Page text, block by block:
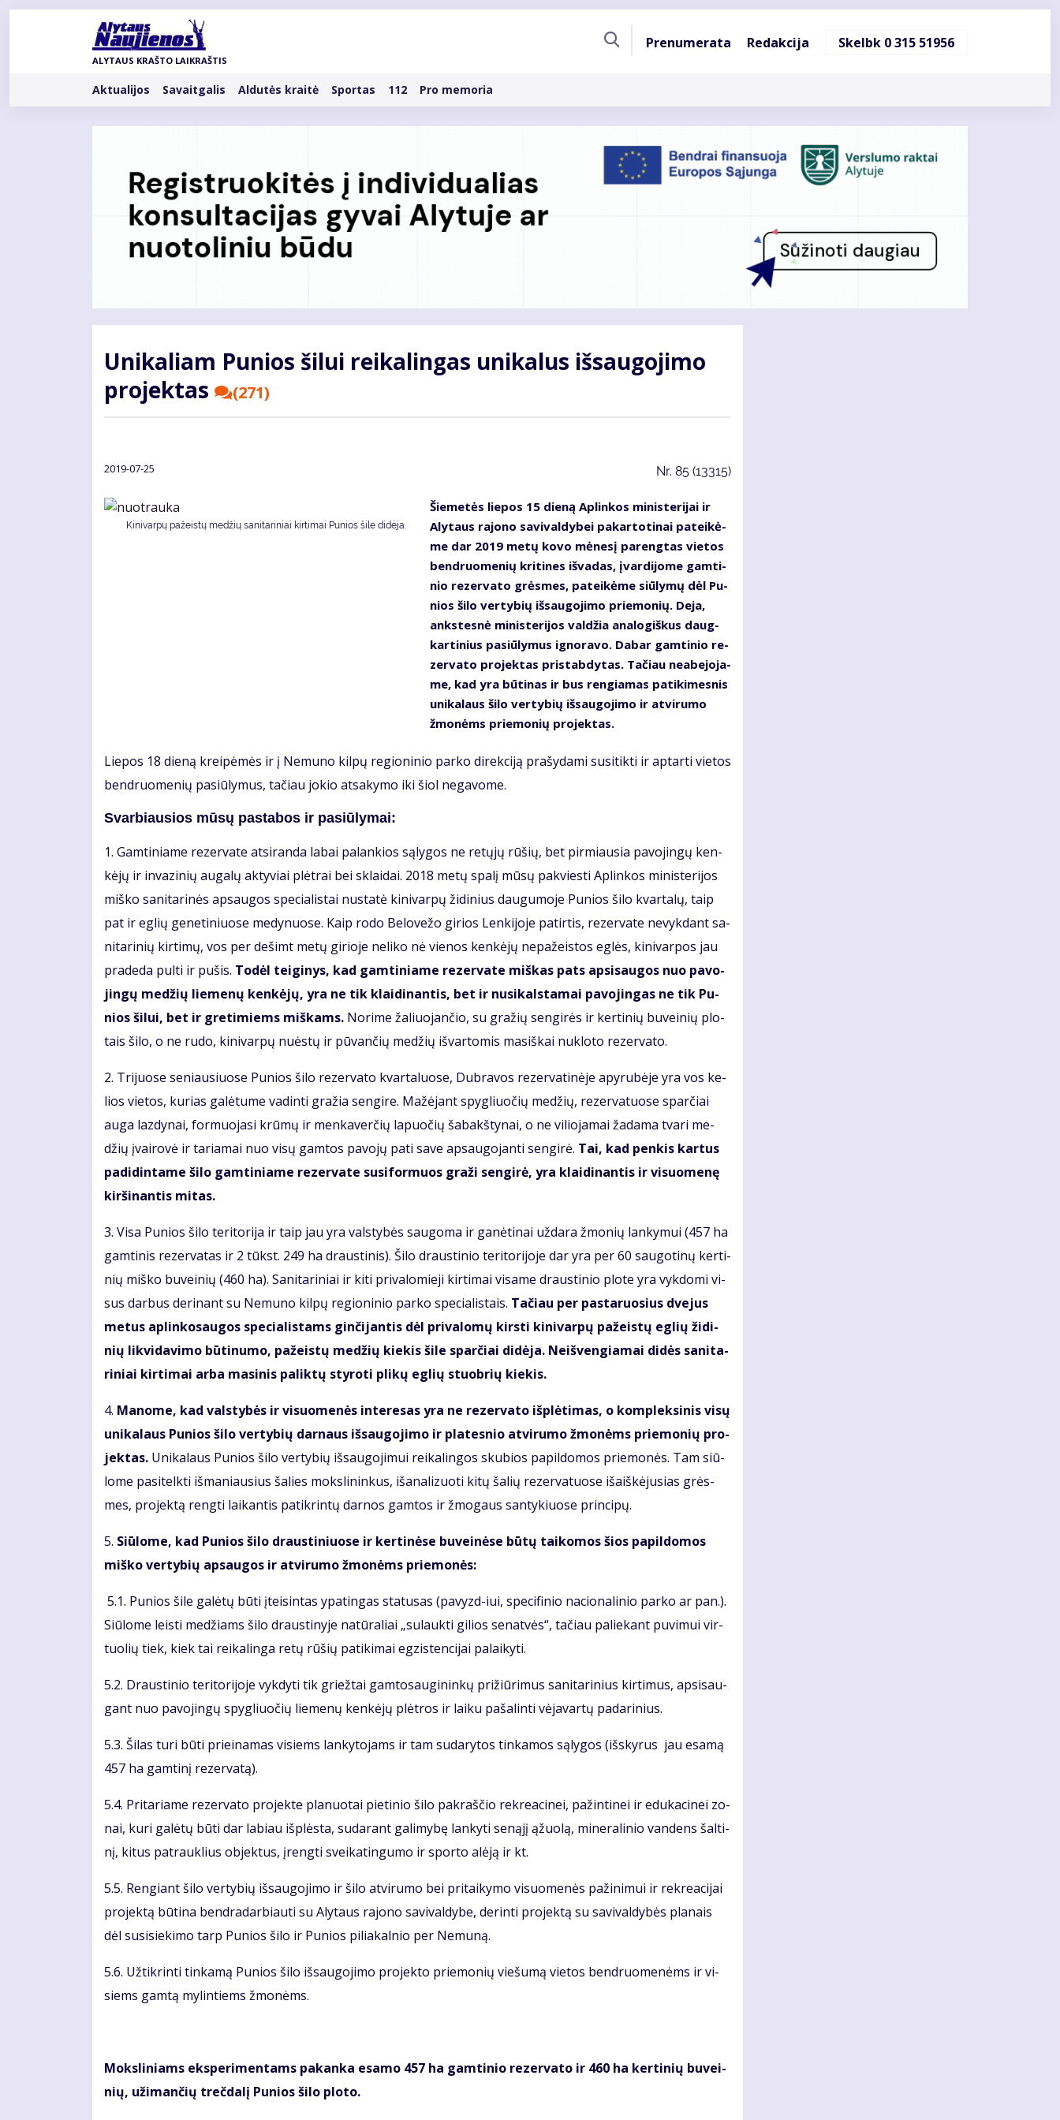
Pereiti
ALYTAUS KRAŠTO LAIKRAŠTIS
Pagrindinė
Prenumerata Redakcija Skelbk 0 315 51956
Rubrikos
Aktualijos Savaitgalis Aldutės kraitė Sportas 112 Pro memoria
Uni­ka­liam Pu­nios ši­lui rei­ka­lin­gas uni­ka­lus iš­sau­go­ji­mo
pro­jek­tas
(271)
2019-07-25 Nr. 85 (13315)
Ki­ni­var­pų pa­žeis­tų me­džių sa­ni­ta­ri­niai kir­ti­mai Pu­nios ši­le di­dė­ja.
Šie­me­tės lie­pos 15 die­ną Ap­lin­kos mi­nis­te­ri­jai ir
Aly­taus ra­jo­no sa­vi­val­dy­bei pa­kar­to­ti­nai pa­tei­kė­
me dar 2019 me­tų ko­vo mė­ne­sį pa­reng­tas vie­tos
ben­druo­me­nių kri­ti­nes iš­va­das, įvar­di­jo­me gam­ti­
nio re­zer­va­to grės­mes, pa­tei­kė­me siū­ly­mų dėl Pu­
nios ši­lo ver­ty­bių iš­sau­go­ji­mo prie­mo­nių. De­ja,
anks­tes­nė mi­nis­te­ri­jos val­džia ana­lo­giš­kus daug­
kar­ti­nius pa­siū­ly­mus ig­no­ra­vo. Da­bar gam­ti­nio re­
zer­va­to pro­jek­tas pri­stab­dy­tas. Ta­čiau ne­abe­jo­ja­
me, kad yra bū­ti­nas ir bus ren­gia­mas pa­ti­ki­mes­nis
uni­ka­laus ši­lo ver­ty­bių iš­sau­go­ji­mo ir at­vi­ru­mo
žmo­nėms prie­mo­nių pro­jek­tas.
Lie­pos 18 die­ną krei­pė­mės ir į Ne­mu­no kil­pų re­gio­ni­nio par­ko di­rek­ci­ją pra­šy­da­mi su­si­tik­ti ir ap­tar­ti vie­tos
ben­druo­me­nių pa­siū­ly­mus, ta­čiau jo­kio at­sa­ky­mo iki šiol ne­ga­vo­me.
Svarbiausios mū­sų pa­sta­bos ir pa­siū­ly­mai:
1. Gam­ti­nia­me re­zer­va­te at­si­ran­da la­bai pa­lan­kios są­ly­gos ne re­tų­jų rū­šių, bet pir­miau­sia pa­vo­jin­gų ken­
kė­jų ir in­va­zi­nių au­ga­lų ak­ty­viai plėt­rai bei sklai­dai. 2018 me­tų spa­lį mū­sų pa­kvies­ti Ap­lin­kos mi­nis­te­ri­jos
miš­ko sa­ni­ta­ri­nės ap­sau­gos spe­cia­lis­tai nu­sta­tė ki­ni­var­pų ži­di­nius dau­gu­mo­je Pu­nios ši­lo kvar­ta­lų, taip
pat ir eg­lių ge­ne­ti­niuo­se me­dy­nuo­se. Kaip ro­do Be­lo­ve­žo gi­rios Len­ki­jo­je pa­tir­tis, re­zer­va­te ne­vyk­dant sa­
ni­ta­ri­nių kir­ti­mų, vos per de­šimt me­tų gi­rio­je ne­li­ko nė vie­nos ken­kė­jų ne­pa­žeis­tos eg­lės, ki­ni­var­pos jau
pra­de­da pul­ti ir pu­šis. To­dėl tei­gi­nys, kad gam­ti­nia­me re­zer­va­te miš­kas pats ap­si­sau­gos nuo pa­vo­
jin­gų me­džių lie­me­nų ken­kė­jų, yra ne tik klai­di­nan­tis, bet ir nu­si­kals­ta­mai pa­vo­jin­gas ne tik Pu­
nios ši­lui, bet ir gre­ti­miems miš­kams. No­ri­me ža­liuo­jančio, su gra­žių sen­gi­rės ir ker­ti­nių bu­vei­nių plo­
tais ši­lo, o ne ru­do, ki­ni­var­pų nu­ės­tų ir pū­vančių me­džių iš­var­to­mis ma­siš­kai nu­klo­to re­zer­va­to.
2. Tri­juo­se se­niau­siuo­se Pu­nios ši­lo re­zer­va­to kvar­ta­luo­se, Dub­ra­vos re­zer­va­ti­nė­je apy­ru­bė­je yra vos ke­
lios vie­tos, ku­rias ga­lė­tu­me va­din­ti gra­žia sen­gi­re. Ma­žė­jant spyg­liuočių me­džių, re­zer­va­tuo­se sparčiai
au­ga laz­dy­nai, for­muo­ja­si krū­mų ir men­ka­verčių la­puočių ša­bakš­ty­nai, o ne vi­lio­ja­mai ža­da­ma tva­ri me­
džių įvai­ro­vė ir ta­ria­mai nuo vi­sų gam­tos pa­vo­jų pa­ti sa­ve ap­sau­go­jan­ti sen­gi­rė. Tai, kad pen­kis kar­tus
pa­di­din­ta­me ši­lo gam­ti­nia­me re­zer­va­te su­si­for­muos gra­ži sen­gi­rė, yra klai­di­nan­tis ir vi­suo­me­nę
kir­ši­nan­tis mi­tas.
3. Vi­sa Pu­nios ši­lo te­ri­to­ri­ja ir taip jau yra vals­ty­bės sau­go­ma ir ga­nė­ti­nai už­da­ra žmo­nių lan­ky­mui (457 ha
gam­ti­nis re­zer­va­tas ir 2 tūkst. 249 ha draus­ti­nis). Ši­lo draus­ti­nio te­ri­to­ri­jo­je dar yra per 60 sau­go­ti­nų ker­ti­
nių miš­ko bu­vei­nių (460 ha). Sa­ni­ta­ri­niai ir ki­ti pri­va­lo­mie­ji kir­ti­mai vi­sa­me draus­ti­nio plo­te yra vyk­do­mi vi­
sus dar­bus de­ri­nant su Ne­mu­no kil­pų re­gio­ni­nio par­ko spe­cia­lis­tais. Tačiau per pas­ta­ruo­sius dve­jus
me­tus ap­lin­ko­sau­gos spe­cia­lis­tams ginčijan­tis dėl pri­va­lo­mų kirs­ti ki­ni­var­pų pa­žeis­tų eg­lių ži­di­
nių lik­vi­da­vi­mo bū­ti­nu­mo, pa­žeis­tų me­džių kie­kis ši­le sparčiai di­dė­ja. Ne­iš­ven­gia­mai di­dės sa­ni­ta­
ri­niai kir­ti­mai ar­ba ma­si­nis pa­lik­tų sty­ro­ti pli­kų eg­lių stuob­rių kie­kis.
4. Ma­no­me, kad vals­ty­bės ir vi­suo­me­nės in­te­re­sas yra ne re­zer­va­to iš­plė­ti­mas, o kom­plek­si­nis vi­sų
uni­ka­laus Pu­nios ši­lo ver­ty­bių dar­naus iš­sau­go­ji­mo ir pla­tes­nio at­vi­ru­mo žmo­nėms prie­mo­nių pro­
jek­tas. Uni­ka­laus Pu­nios ši­lo ver­ty­bių iš­sau­go­ji­mui rei­ka­lin­gos sku­bios pa­pil­do­mos prie­mo­nės. Tam siū­
lo­me pa­si­telk­ti iš­ma­niau­sius ša­lies moks­li­nin­kus, iš­ana­li­zuo­ti ki­tų ša­lių re­zer­va­tuo­se iš­aiš­kė­ju­sias grės­
mes, pro­jek­tą reng­ti lai­kan­tis pa­tik­rin­tų dar­nos gam­tos ir žmo­gaus san­ty­kiuo­se prin­ci­pų.
5. Siū­lo­me, kad Pu­nios ši­lo draus­ti­niuo­se ir ker­ti­nė­se bu­vei­nė­se bū­tų tai­ko­mos šios pa­pil­do­mos
miš­ko ver­ty­bių ap­sau­gos ir at­vi­ru­mo žmo­nėms prie­mo­nės:
5.1. Pu­nios ši­le ga­lė­tų bū­ti įtei­sin­tas ypa­tin­gas sta­tu­sas (pa­vyzd-iui, spe­ci­fi­nio na­cio­na­li­nio par­ko ar pan.).
Siū­lo­me leis­ti me­džiams ši­lo draus­ti­ny­je na­tū­ra­liai „su­lauk­ti gi­lios se­nat­vės“, ta­čiau pa­lie­kant pu­vi­mui vir­
tuo­lių tiek, kiek tai rei­ka­lin­ga re­tų rū­šių pa­ti­ki­mai eg­zis­ten­ci­jai pa­lai­ky­ti.
5.2. Draus­ti­nio te­ri­to­ri­jo­je vyk­dy­ti tik griež­tai gam­to­sau­gi­nin­kų pri­žiū­ri­mus sa­ni­ta­ri­nius kir­ti­mus, ap­si­sau­
gant nuo pa­vo­jin­gų spyg­liuo­čių lie­me­nų ken­kė­jų plėt­ros ir lai­ku pa­ša­lin­ti vė­ja­var­tų pa­da­ri­nius.
5.3. Ši­las tu­ri bū­ti pri­ei­na­mas vi­siems lan­ky­to­jams ir tam su­da­ry­tos tin­ka­mos są­ly­gos (iš­sky­rus jau esa­mą
457 ha gam­ti­nį re­zer­va­tą).
5.4. Pri­ta­ria­me re­zer­va­to pro­jek­te pla­nuo­tai pie­ti­nio ši­lo pa­kraš­čio rek­re­a­ci­nei, pa­žin­ti­nei ir edu­ka­ci­nei zo­
nai, ku­ri ga­lė­tų bū­ti dar la­biau iš­plės­ta, su­da­rant ga­li­my­bę lan­ky­ti se­ną­jį ąžuo­lą, mi­ne­ra­li­nio van­dens šal­ti­
nį, ki­tus pa­trauk­lius ob­jek­tus, įreng­ti svei­ka­tin­gu­mo ir spor­to alė­ją ir kt.
5.5. Ren­giant ši­lo ver­ty­bių iš­sau­go­ji­mo ir ši­lo at­vi­ru­mo bei pri­tai­ky­mo vi­suo­me­nės pa­ži­ni­mui ir rek­re­a­ci­jai
pro­jek­tą bū­ti­na ben­dra­dar­biau­ti su Aly­taus ra­jo­no sa­vi­val­dy­be, de­rin­ti pro­jek­tą su sa­vi­val­dy­bės pla­nais
dėl su­si­sie­ki­mo tarp Pu­nios ši­lo ir Pu­nios pi­lia­kal­nio per Ne­mu­ną.
5.6. Už­tik­rin­ti tin­ka­mą Pu­nios ši­lo iš­sau­go­ji­mo pro­jek­to prie­mo­nių vie­šu­mą vie­tos ben­druo­me­nėms ir vi­
siems gam­tą my­lin­tiems žmo­nėms.
Moks­li­niams eks­pe­ri­men­tams pa­kan­ka esa­mo 457 ha gam­ti­nio re­zer­va­to ir 460 ha ker­ti­nių bu­vei­
nių, už­iman­čių treč­da­lį Pu­nios ši­lo plo­to.